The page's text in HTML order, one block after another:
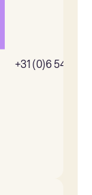
+31 (0)6